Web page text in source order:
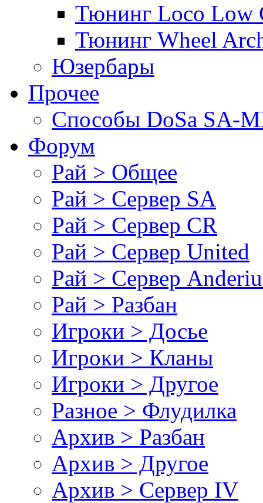
Тюнинг Loco Low
Тюнинг Wheel
Юзербары
Прочее
Cпособы DoSа SA-
Форум
Рай > Общее
Рай > Сервер SA
Рай > Сервер CR
Рай > Сервер United
Рай > Сервер
Рай > Разбан
Игроки > Досье
Игроки > Кланы
Игроки > Другое
Разное > Флудилка
Архив > Разбан
Архив > Другое
Архив > Сервер IV